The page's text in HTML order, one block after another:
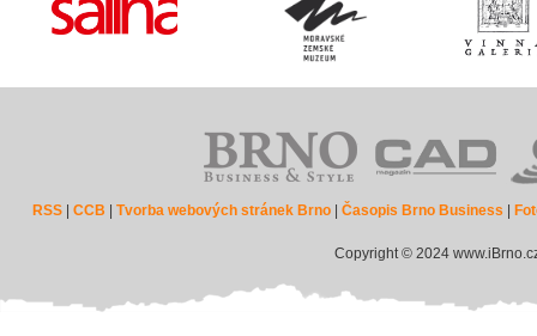
RSS |CCB |Tvorba webových stránek Brno |Časopis Brno Business
Copyright © 2024